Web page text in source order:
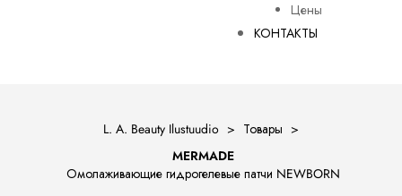
Цены
КОНТАКТЫ
L. A. Beauty Ilustuudio > Товары >
MERMADE
Омолаживающие гидрогелевые патчи NEWBORN